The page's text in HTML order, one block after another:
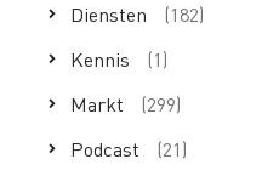
Diensten
(182)
Kennis
(1)
Markt
(299)
Podcast
(21)